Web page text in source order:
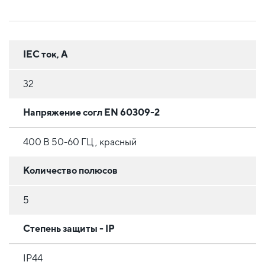
IEC ток, А
32
Напряжение согл EN 60309-2
400 В 50-60 ГЦ , красный
Количество полюсов
5
Степень защиты - IP
IP44